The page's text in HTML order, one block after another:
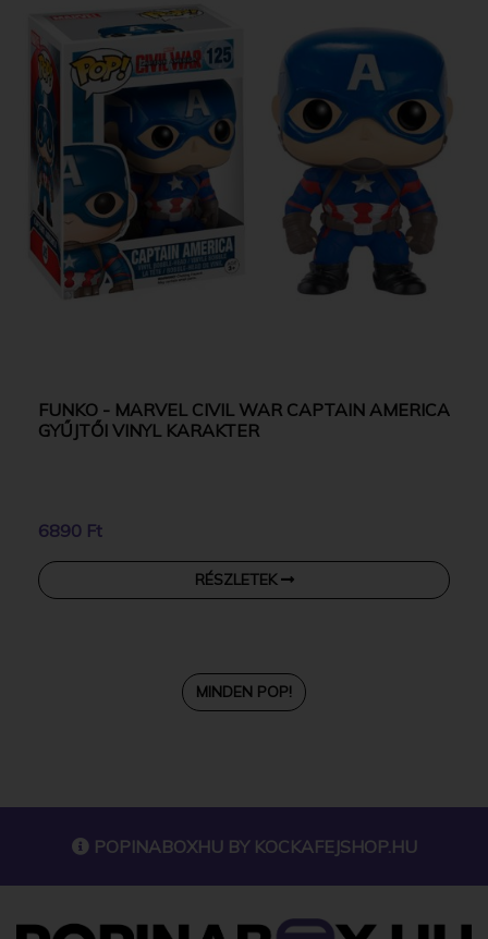
FUNKO - MARVEL CIVIL WAR CAPTAIN AMERICA
GYŰJTŐI VINYL KARAKTER
6890 Ft
RÉSZLETEK
MINDEN POP!
POPINABOXHU BY KOCKAFEJSHOP.HU